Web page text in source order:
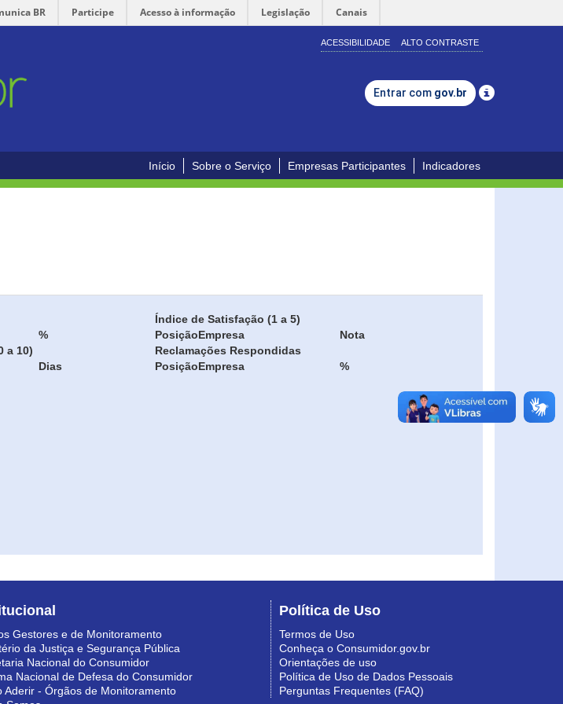
BR Participe Acesso à informação Legislação Canais
ACESSIBILIDADE ALTO CONTRASTE
Entrar com gov.br
Início Sobre o Serviço Empresas Participantes Indicadores
%
Índice de Satisfação (1 a 5)
PosiçãoEmpresa
Nota
a 10)
Dias
Reclamações Respondidas
PosiçãoEmpresa %
Gestores e de Monitoramento
da Justiça e Segurança Pública
Nacional do Consumidor
Nacional de Defesa do Consumidor
Aderir - Órgãos de Monitoramento
Política de Uso
Termos de Uso
Conheça o Consumidor.gov.br
Orientações de uso
Política de Uso de Dados Pessoais
Perguntas Frequentes (FAQ)